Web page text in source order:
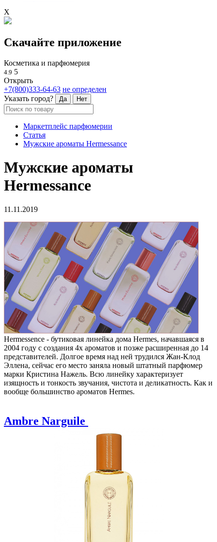
X
Скачайте приложение
Косметика и парфюмерия
4.9 5
Открыть
+7(800)333-64-63 не определен
Указать город?
Да Нет
Маркетплейс парфюмерии
Статья
Мужские ароматы Hermessance
Мужские ароматы
Hermessance
11.11.2019
Hermessence - бутиковая линейка дома Hermes, начавшаяся в
2004 году с создания 4х ароматов и позже расширенная до 14
представителей. Долгое время над ней трудился Жан-Клод
Эллена, сейчас его место заняла новый штатный парфюмер
марки Кристина Нажель. Всю линейку характеризует
изящность и тонкость звучания, чистота и деликатность. Как и
вообще большинство ароматов Hermes.
Ambre Narguile